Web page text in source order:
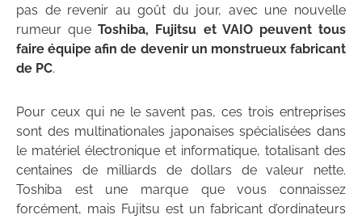
pas de revenir au goût du jour, avec une nouvelle
rumeur queToshiba, Fujitsu et VAIO peuvent tous
faire équipe afin de devenir un monstrueux fabricant
de PC.
Pour ceux qui ne le savent pas, ces trois entreprises
sont des multinationales japonaises spécialisées dans
le matériel électronique et informatique, totalisant des
centaines de milliards de dollars de valeur nette.
Toshiba est une marque que vous connaissez
forcément, mais Fujitsu est un fabricant d’ordinateurs